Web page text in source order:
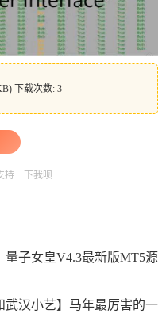
下载次数: 3
持一下我呗
量子女皇V4.3最新版MT5源
武汉小艺】马年最厉害的一